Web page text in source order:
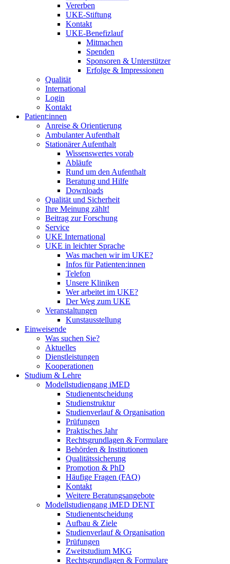
Vererben
UKE-Stiftung
Kontakt
UKE-Benefizlauf
Mitmachen
Spenden
Sponsoren & Unterstützer
Erfolge & Impressionen
Qualität
International
Login
Kontakt
Patient:innen
Anreise & Orientierung
Ambulanter Aufenthalt
Stationärer Aufenthalt
Wissenswertes vorab
Abläufe
Rund um den Aufenthalt
Beratung und Hilfe
Downloads
Qualität und Sicherheit
Ihre Meinung zählt!
Beitrag zur Forschung
Service
UKE International
UKE in leichter Sprache
Was machen wir im UKE?
Infos für Patienten:innen
Telefon
Unsere Kliniken
Wer arbeitet im UKE?
Der Weg zum UKE
Veranstaltungen
Kunstausstellung
Einweisende
Was suchen Sie?
Aktuelles
Dienstleistungen
Kooperationen
Studium & Lehre
Modellstudiengang iMED
Studienentscheidung
Studienstruktur
Studienverlauf & Organisation
Prüfungen
Praktisches Jahr
Rechtsgrundlagen & Formulare
Behörden & Institutionen
Qualitätssicherung
Promotion & PhD
Häufige Fragen (FAQ)
Kontakt
Weitere Beratungsangebote
Modellstudiengang iMED DENT
Studienentscheidung
Aufbau & Ziele
Studienverlauf & Organisation
Prüfungen
Zweitstudium MKG
Rechtsgrundlagen & Formulare